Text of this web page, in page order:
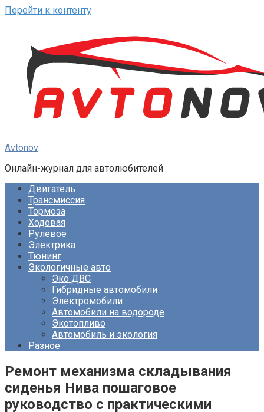
Перейти к контенту
Avtonov
Онлайн-журнал для автолюбителей
Двигатель
Трансмиссия
Тормоза
Ходовая
Рулевое
Электрика
Тюнинг
Экологичные авто
Эко ДВС
Гибридные автомобили
Электромобили
Автомобили на водороде
Экотопливо
Автомобиль и экология
Разное
Ремонт механизма складывания
сиденья Нива пошаговое
руководство с практическими